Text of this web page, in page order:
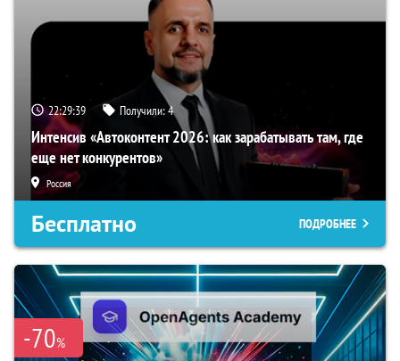
22:29:38 Получили:4
Интенсив «Автоконтент 2026: как зарабатывать там, где
еще нет конкурентов»
Россия
Бесплатно ПОДРОБНЕЕ
-70%